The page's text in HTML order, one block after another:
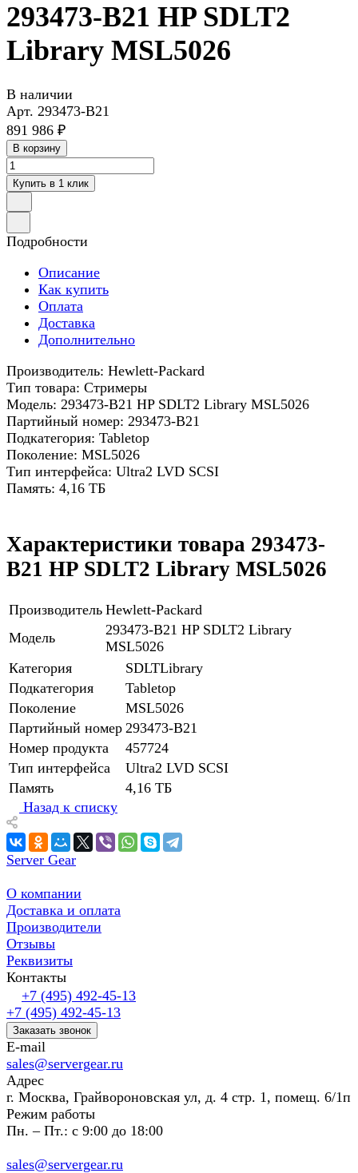
293473-B21 HP SDLT2
Library MSL5026
В наличии
Арт. 293473-B21
891 986 ₽
В корзину
Купить в 1 клик
Подробности
Описание
Как купить
Оплата
Доставка
Дополнительно
Производитель: Hewlett-Packard
Тип товара: Стримеры
Модель: 293473-B21 HP SDLT2 Library MSL5026
Партийный номер: 293473-B21
Подкатегория: Tabletop
Поколение: MSL5026
Тип интерфейса: Ultra2 LVD SCSI
Память: 4,16 ТБ
Характеристики товара 293473-
B21 HP SDLT2 Library MSL5026
Производитель Hewlett-Packard
Модель
293473-B21 HP SDLT2 Library
MSL5026
Категория
SDLTLibrary
Подкатегория
Tabletop
Поколение
MSL5026
Партийный номер 293473-B21
Номер продукта
457724
Тип интерфейса
Ultra2 LVD SCSI
Память
4,16 ТБ
Назад к списку
Server Gear
О компании
Доставка и оплата
Производители
Отзывы
Реквизиты
Контакты
+7 (495) 492-45-13
+7 (495) 492-45-13
Заказать звонок
E-mail
sales@servergear.ru
Адрес
г. Москва, Грайвороновская ул, д. 4 стр. 1, помещ. 6/1п
Режим работы
Пн. – Пт.: с 9:00 до 18:00
sales@servergear.ru